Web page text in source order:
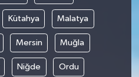
Kütahya Malatya
Mersin Muğla
Niğde Ordu